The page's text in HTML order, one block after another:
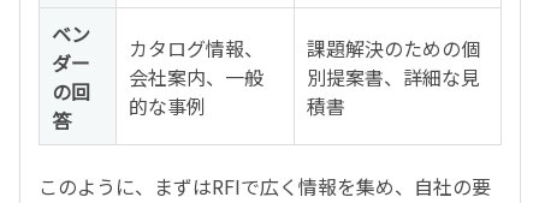
ベン
ダー
の回
答
カタログ情報、
会社案内、一般
的な事例
課題解決のための個
別提案書、詳細な見
積書
このように、まずはRFIで広く情報を集め、自社の要